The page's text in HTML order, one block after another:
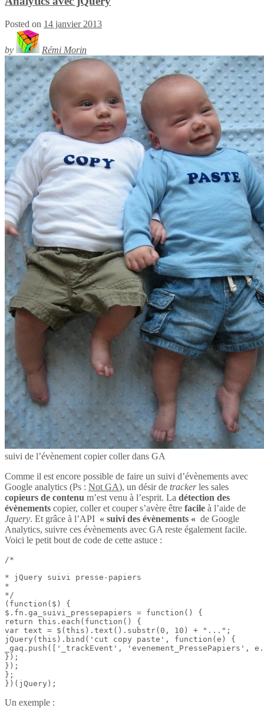
Posted on 14 janvier 2013
by Rémi Morin
suivi de l’évènement copier coller dans GA
Comme il est encore possible de faire un suivi d’évènements avec
Google analytics (Ps : Not GA), un désir de trackerles sales
copieurs de contenu m’est venu à l’esprit. La détection des
évènements copier, coller et couper s’avère être facile à l’aide de
Jquery. Et grâce à l’API « suivi des évènements « de Google
Analytics, suivre ces évènements avec GA reste également facile.
Voici le petit bout de code de cette astuce :
/*
* jQuery suivi presse-papiers
*
*/
(function($) {
$.fn.ga_suivi_pressepapiers = function() {
return this.each(function() {
var text = $(this).text().substr(0, 10) + "...";
jQuery(this).bind('cut copy paste', function(e) {
_gaq.push(['_trackEvent', 'evenement_PressePapiers',
});
});
};
})(jQuery);
Un exemple :